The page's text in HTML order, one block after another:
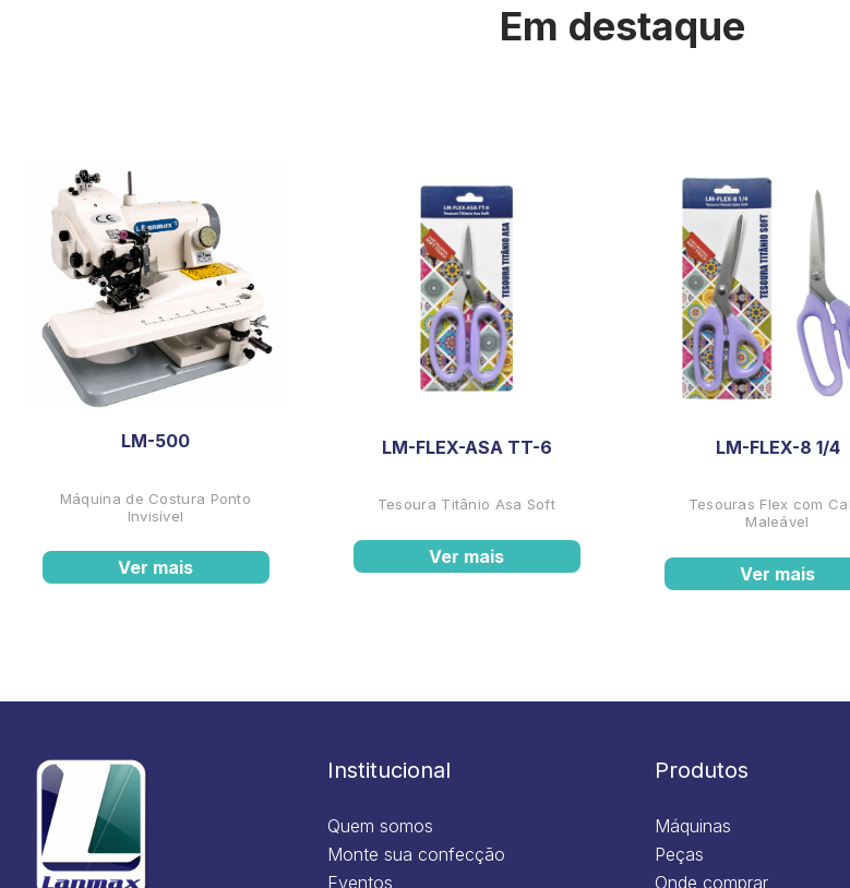
Em destaque
LM-500
Máquina de Costura Ponto
Invisível
Ver mais
LM-FLEX-ASA TT-6
Tesoura Titânio Asa Soft
Ver mais
LM-FLEX-8 1/4
Tesouras Flex com
Maleável
Ver mais
Institucional
Quem somos
Monte sua confecção
Eventos
Produtos
Máquinas
Peças
Onde comprar